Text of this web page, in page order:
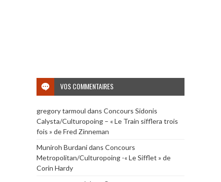
VOS COMMENTAIRES
gregory tarmoul dans Concours Sidonis
Calysta/Culturopoing – « Le Train sifflera trois
fois » de Fred Zinneman
Muniroh Burdanidans Concours
Metropolitan/Culturopoing -« Le Sifflet » de
Corin Hardy